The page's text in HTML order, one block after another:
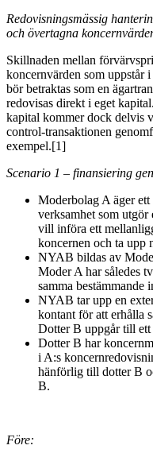
Redovisningsmässig
och övertagna
Skillnaden mellan
koncernvärden som uppstår
bör betraktas som en
redovisas direkt i eget
kapital kommer dock delvis
control-transaktionen
exempel.[1]
Scenario 1 – finansiering
Moderbolag A äger
verksamhet som
vill införa ett
koncernen och ta upp
NYAB bildas av
Moder A har således
samma bestämmande
NYAB tar upp en
kontant för att erhålla
Dotter B uppgår till ett
Dotter B har
i A:s
hänförlig till dotter B
B.
Före: